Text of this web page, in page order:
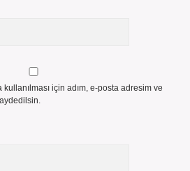
için adım, e-posta adresim ve